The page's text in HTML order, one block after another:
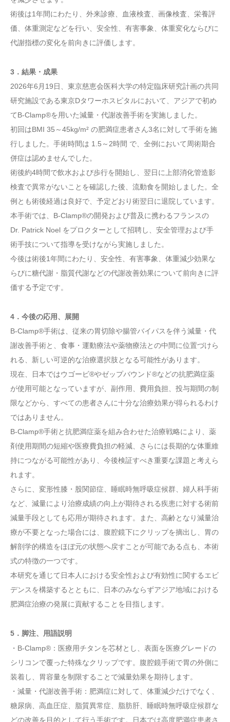
術後は1年間にわたり、外来診療、血液検査、画像検査、栄養評
価、体重測定などを行い、安全性、有害事象、体重変化ならびに
代謝指標の変化を前向きに評価します。
3．結果・成果
2026年6月19日、東京慈恵会医科大学の特定臨床研究計画の共同
研究施設である東京Dタワーホスピタルにおいて、アジアで初め
てB-Clamp®を用いた減量・代謝改善手術を実施しました。
初回はBMI 35～45kg/m² の肥満症患者さん3名に対して手術を施
行しました。手術時間は 1.5～2時間 で、全例において周術期合
併症は認めませんでした。
術後約4時間で飲水および歩行を開始し、翌日に上部消化管造影
検査で異常がないことを確認した後、流動食を開始しました。全
例とも術後経過は良好で、予定どおり術翌日に退院しています。
本手術では、B-Clamp®の開発および普及に携わるフランスの
Dr. Patrick Noel をプロクターとして招聘し、安全管理および手
術手技について指導を受けながら実施しました。
今後は術後1年間にわたり、安全性、有害事象、体重減少効果な
らびに糖代謝・脂質代謝などの代謝改善効果について前向きに評
価する予定です。
4．今後の応用、展開
B-Clamp®手術は、従来の胃切除や腸管バイパスを伴う減量・代
謝改善手術と、食事・運動療法や薬物療法との中間に位置づけら
れる、新しい可逆的な治療選択肢となる可能性があります。
現在、日本ではウゴービ®やゼップバウンド®などの抗肥満症薬
が使用可能となっていますが、副作用、費用負担、投与期間の制
限などから、すべての患者さんに十分な治療効果が得られるわけ
ではありません。
B-Clamp®手術と抗肥満症薬を組み合わせた治療戦略により、薬
剤使用期間の短縮や医療費負担の軽減、さらには長期的な体重維
持につながる可能性があり、今後検証すべき重要な課題と考えら
れます。
さらに、変形性膝・股関節症、睡眠時無呼吸症候群、婦人科手術
など、減量により治療成績の向上が期待される疾患に対する術前
減量手段としても応用が期待されます。また、高齢となり減量治
療が不要となった場合には、腹腔鏡下にクリップを摘出し、胃の
解剖学的構造をほぼ元の状態へ戻すことが可能である点も、本術
式の特徴の一つです。
本研究を通じて日本人における安全性および有効性に関するエビ
デンスを構築するとともに、日本のみならずアジア地域における
肥満症治療の発展に貢献することを目指します。
5．脚注、用語説明
・B-Clamp®：医療用チタンを芯材とし、表面を医療グレードの
シリコンで覆った特殊なクリップです。腹腔鏡手術で胃の外側に
装着し、胃容量を制限することで減量効果を期待します。
・減量・代謝改善手術：肥満症に対して、体重減少だけでなく、
糖尿病、高血圧症、脂質異常症、脂肪肝、睡眠時無呼吸症候群な
どの改善を目的として行う手術です。日本では高度肥満症患者さ